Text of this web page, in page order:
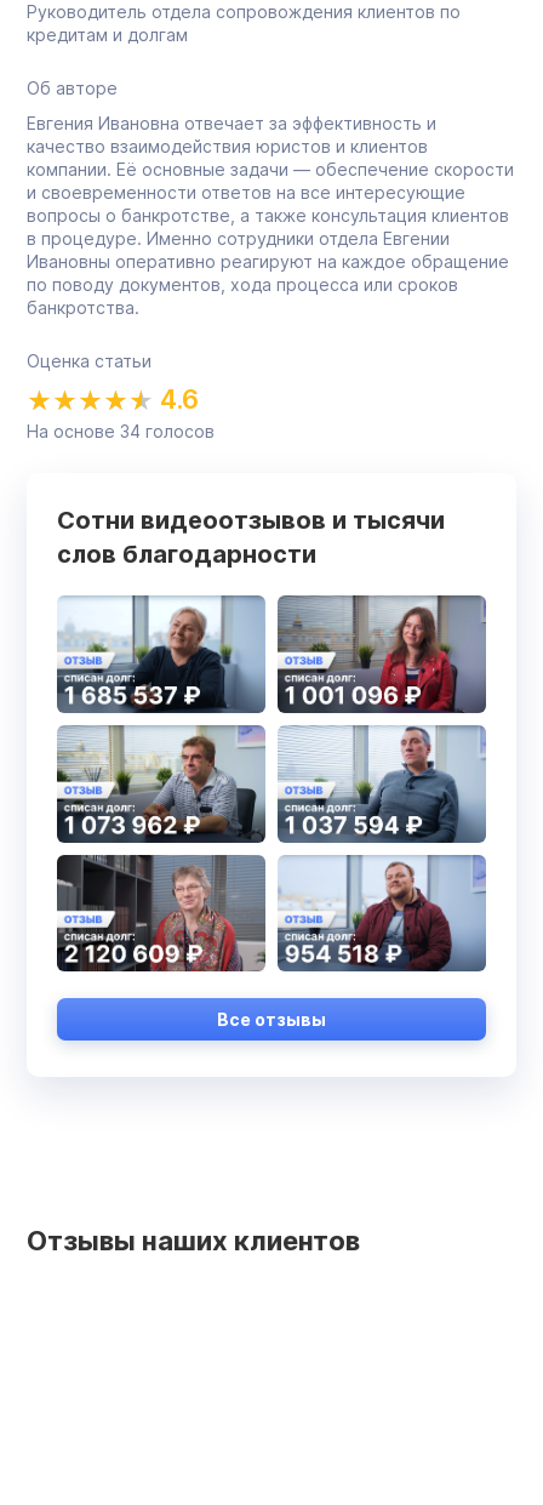
Руководитель отдела сопровождения клиентов по
кредитам и долгам
Об авторе
Евгения Ивановна отвечает за эффективность и
качество взаимодействия юристов и клиентов
компании. Её основные задачи — обеспечение скорости
и своевременности ответов на все интересующие
вопросы о банкротстве, а также консультация клиентов
в процедуре. Именно сотрудники отдела Евгении
Ивановны оперативно реагируют на каждое обращение
по поводу документов, хода процесса или сроков
банкротства.
Оценка статьи
4.6
На основе 34 голосов
Сотни видеоотзывов и тысячи
слов благодарности
Все отзывы
Отзывы наших клиентов